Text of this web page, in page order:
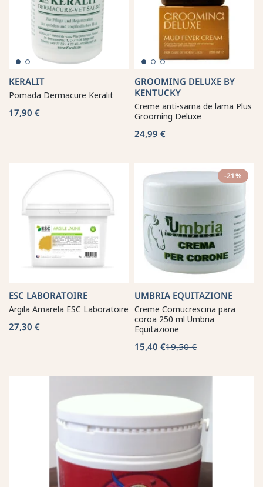
KERALIT
Pomada Dermacure Keralit
17,90 €
GROOMING DELUXE BY
KENTUCKY
Creme anti-sarna de lama Plus
Grooming Deluxe
24,99 €
ESC LABORATOIRE
Argila Amarela ESC Laboratoire
27,30 €
-21%
UMBRIA EQUITAZIONE
Creme Cornucrescina para
coroa 250 ml Umbria
Equitazione
15,40 €19,50 €